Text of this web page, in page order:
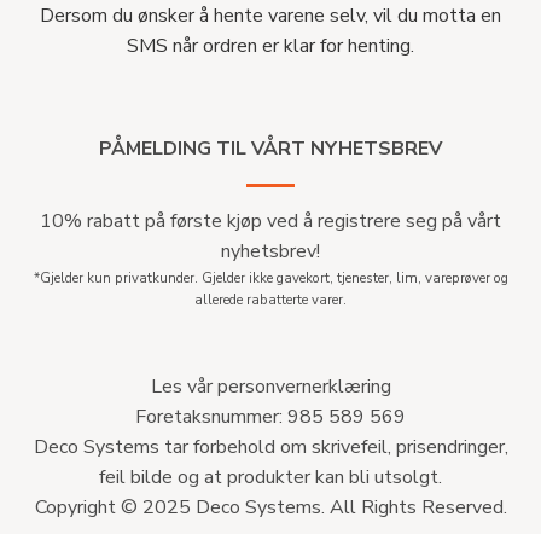
Dersom du ønsker å hente varene selv, vil du motta en
SMS når ordren er klar for henting.
PÅMELDING TIL VÅRT NYHETSBREV
10% rabatt på første kjøp ved å registrere seg på vårt
nyhetsbrev!
*Gjelder kun privatkunder. Gjelder ikke gavekort, tjenester, lim, vareprøver og
allerede rabatterte varer.
Les vår personvernerklæring
Foretaksnummer: 985 589 569
Deco Systems tar forbehold om skrivefeil, prisendringer,
feil bilde og at produkter kan bli utsolgt.
Copyright © 2025 Deco Systems. All Rights Reserved.